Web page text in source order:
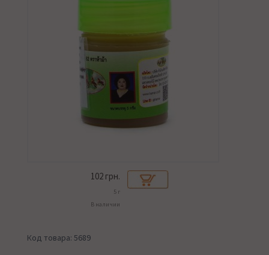
102 грн.
5 г
В наличии
Код товара: 5689